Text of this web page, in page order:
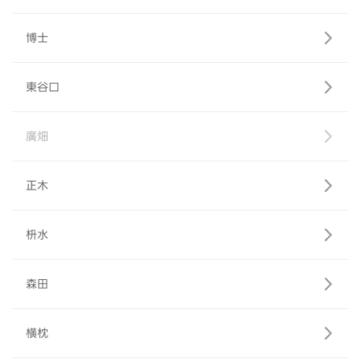
博士
東谷口
廣畑
正木
枡水
森田
横枕